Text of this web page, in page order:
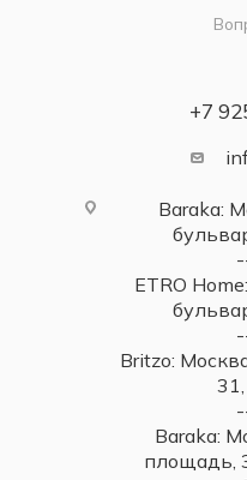
+7
Baraka:
ETRO
Britzo:
Baraka:
площадь,